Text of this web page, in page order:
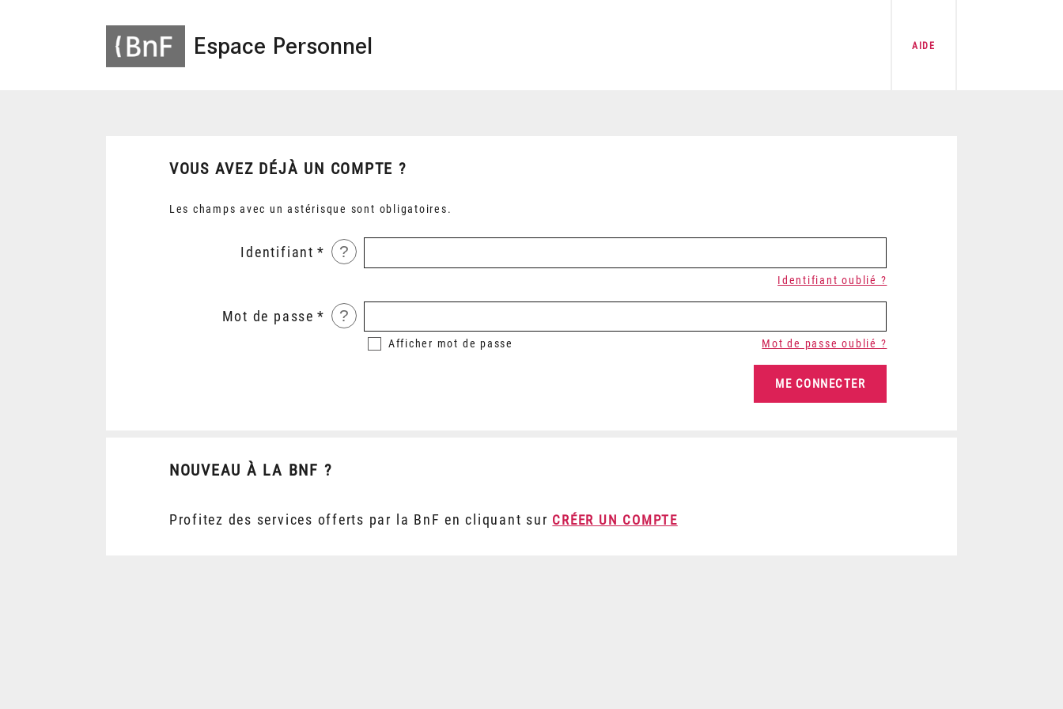
Espace Personnel AIDE
VOUS AVEZ DÉJÀ UN COMPTE ?
Les champs avec un astérisque sont obligatoires.
Identifiant ?
Identifiant oublié ?
Mot de passe ?
Afficher mot de passe Mot de passe oublié ?
NOUVEAU À LA BNF ?
Profitez des services offerts par la BnF en cliquant sur CRÉER UN COMPTE